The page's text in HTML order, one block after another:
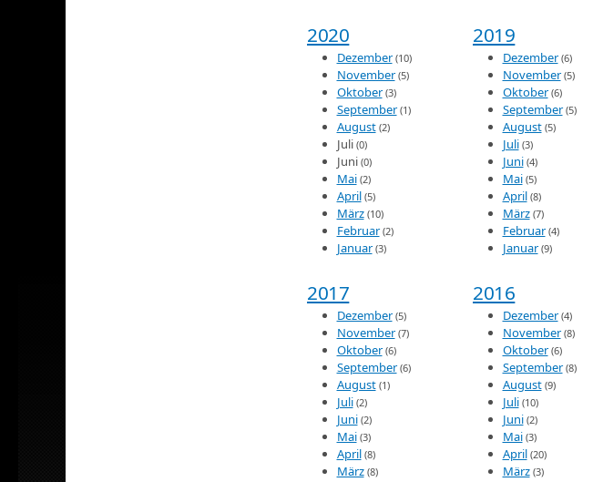
2020
Dezember (10)
November (5)
Oktober (3)
September (1)
August (2)
Juli (0)
Juni (0)
Mai (2)
April (5)
März (10)
Februar (2)
Januar (3)
2019
Dezember (6)
November (5)
Oktober (6)
September (5)
August (5)
Juli (3)
Juni (4)
Mai (5)
April (8)
März (7)
Februar (4)
Januar (9)
2017
Dezember (5)
November (7)
Oktober (6)
September (6)
August (1)
Juli (2)
Juni (2)
Mai (3)
April (8)
März (8)
2016
Dezember (4)
November (8)
Oktober (6)
September (8)
August (9)
Juli (10)
Juni (2)
Mai (3)
April (20)
März (3)